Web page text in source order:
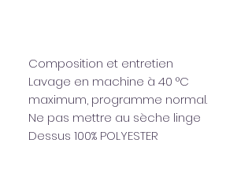
Composition et entretien
Lavage en machine à 40 °C
maximum, programme normal.
Ne pas mettre au sèche linge
Dessus 100% POLYESTER